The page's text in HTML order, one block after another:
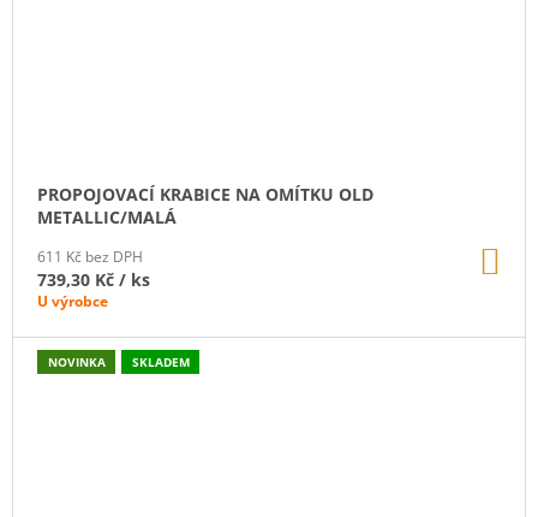
PROPOJOVACÍ KRABICE NA OMÍTKU OLD
METALLIC/MALÁ
611 Kč bez DPH
739,30 Kč / ks
U výrobce
NOVINKA SKLADEM